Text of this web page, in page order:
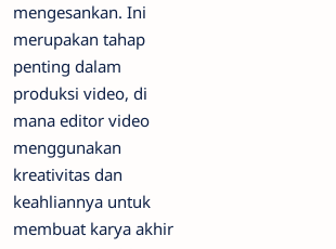
mengesankan. Ini
merupakan tahap
penting dalam
produksi video, di
mana editor video
menggunakan
kreativitas dan
keahliannya untuk
membuat karya akhir